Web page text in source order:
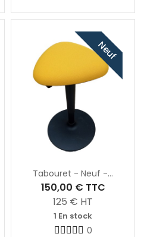
Neuf
Tabouret - Neuf -...
150,00 € TTC
125 € HT
1 En stock
0